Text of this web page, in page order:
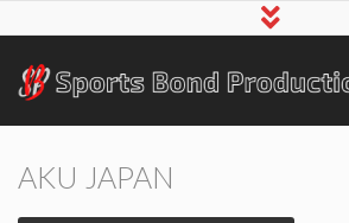
アスリート事務所スポ
AKU JAPAN